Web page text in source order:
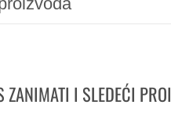
ZANIMATI I SLEDEĆI